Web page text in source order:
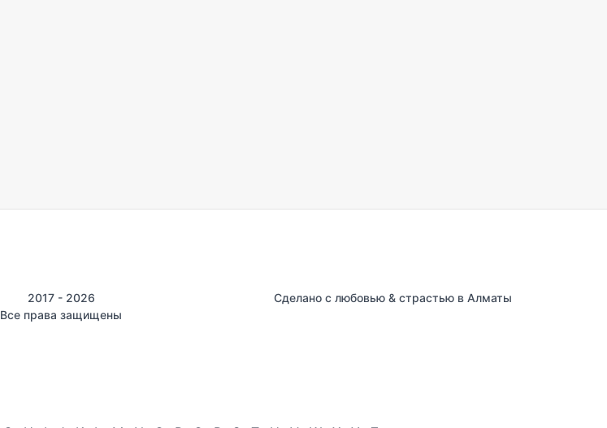
2017 - 2026
Все права защищены
Сделано с любовью & страстью в Алматы